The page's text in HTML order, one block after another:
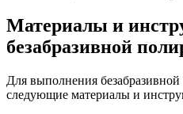
Материалы и
безабразивной
Для выполнения
следующие материалы и